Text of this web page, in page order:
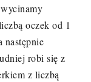
oczek od 1
następnie
robi się z
z liczbą